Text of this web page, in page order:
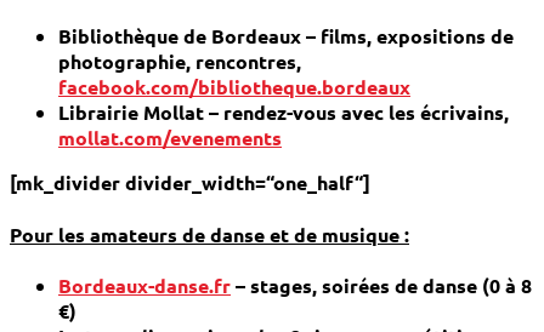
Bibliothèque de Bordeaux – films, expositions de
photographie, rencontres,
facebook.com/bibliotheque.bordeaux
Librairie Mollat – rendez-vous avec les écrivains,
mollat.com/evenements
[mk_divider divider_width=“one_half“]
Pour les amateurs de danse et de musique :
Bordeaux-danse.fr– stages, soirées de danse (0 à 8
€)